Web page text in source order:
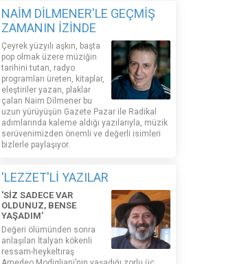
NAİM DİLMENER'LE GEÇMİŞ
ZAMANIN İZİNDE
Çeyrek yüzyılı aşkın, başta
pop olmak üzere müziğin
tarihini tutan, radyo
programları üreten, kitaplar,
eleştiriler yazan, plaklar
çalan Naim Dilmener bu
uzun yürüyüşün Gazete Pazar ile Radikal
adımlarında kaleme aldığı yazılarıyla, müzik
serüvenimizden önemli ve değerli isimleri
bizlerle paylaşıyor.
'LEZZET'Lİ YAZILAR
'SİZ SADECE VAR
OLDUNUZ, BENSE
YAŞADIM'
Değeri ölümünden sonra
anlaşılan İtalyan kökenli
ressam-heykeltıraş